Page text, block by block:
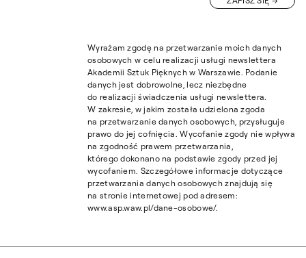
Wyrażam zgodę na przetwarzanie moich danych
osobowych w celu realizacji usługi newslettera
Akademii Sztuk Pięknych w Warszawie. Podanie
danych jest dobrowolne, lecz niezbędne
do realizacji świadczenia usługi newslettera.
W zakresie, w jakim została udzielona zgoda
na przetwarzanie danych osobowych, przysługuje
prawo do jej cofnięcia. Wycofanie zgody nie wpływa
na zgodność prawem przetwarzania,
którego dokonano na podstawie zgody przed jej
wycofaniem. Szczegółowe informacje dotyczące
przetwarzania danych osobowych znajdują się
na stronie internetowej pod adresem:
www.asp.waw.pl/dane-osobowe/.